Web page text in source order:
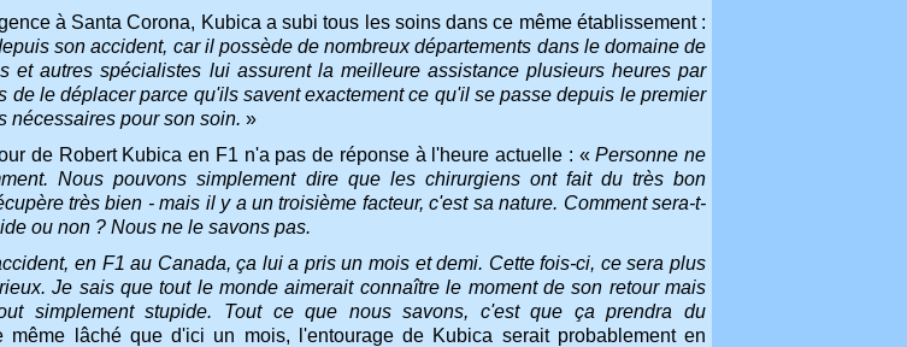
à Santa Corona, Kubica a subi tous les soins dans ce même établissement :
son accident, car il possède de nombreux départements dans le domaine de
et autres spécialistes lui assurent la meilleure assistance plusieurs heures par
de le déplacer parce qu'ils savent exactement ce qu'il se passe depuis le premier
nécessaires pour son soin. »
de Robert Kubica en F1 n'a pas de réponse à l'heure actuelle : «Personne ne
Nous pouvons simplement dire que les chirurgiens ont fait du très bon
très bien - mais il y a un troisième facteur, c'est sa nature. Comment sera-t-
ou non ? Nous ne le savons pas.
en F1 au Canada, ça lui a pris un mois et demi. Cette fois-ci, ce sera plus
Je sais que tout le monde aimerait connaître le moment de son retour mais
simplement stupide. Tout ce que nous savons, c'est que ça prendra du
même lâché que d'ici un mois, l'entourage de Kubica serait probablement en